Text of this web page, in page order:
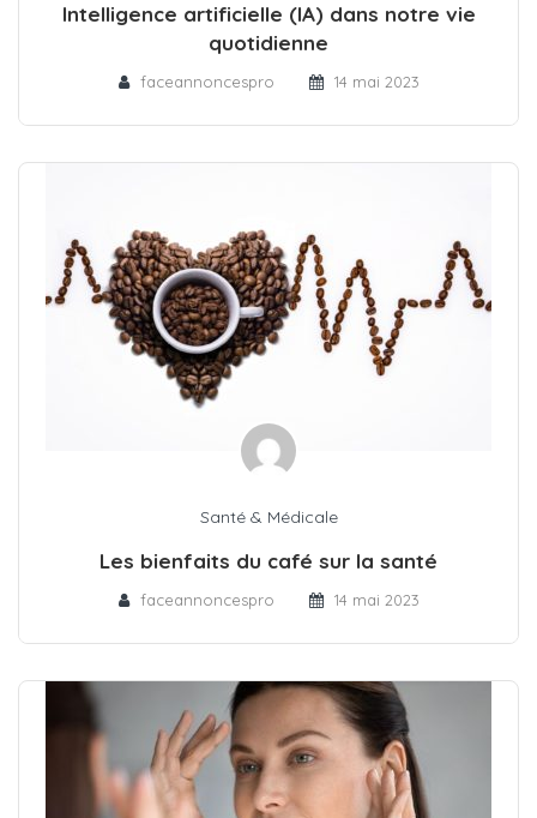
Intelligence artificielle (IA) dans notre vie
quotidienne
faceannoncespro 14 mai 2023
Santé & Médicale
Les bienfaits du café sur la santé
faceannoncespro 14 mai 2023